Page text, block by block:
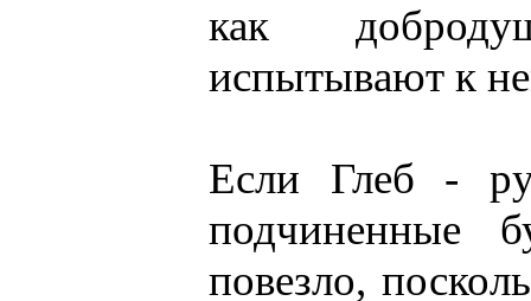
как
испытывают к
Если Глеб -
подчиненные
повезло,